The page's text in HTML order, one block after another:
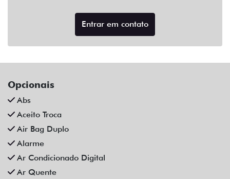
Aceito Troca
Air Bag Duplo
Alarme
Ar Condicionado Digital
Ar Quente
Bluetooth
Controle De Som No Volante